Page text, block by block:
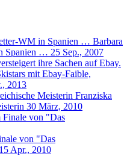
Barbara
Spanien … 25 Sep., 2007
mit Ebay-Faible,
2013
Franziska
30 März, 2010
von "Das
15 Apr., 2010